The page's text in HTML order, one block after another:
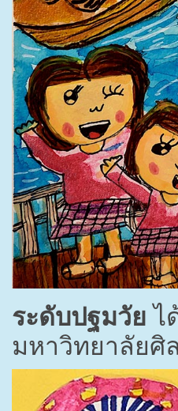
ระดับปฐมวัย ไ
มหาวิทยาลัยศิ